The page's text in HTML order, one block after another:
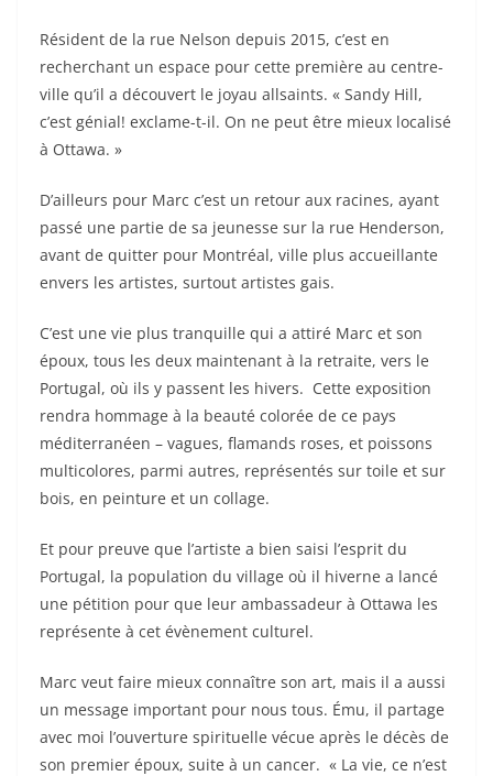
Résident de la rue Nelson depuis 2015, c’est en
recherchant un espace pour cette première au centre-
ville qu’il a découvert le joyau allsaints. « Sandy Hill,
c’est génial! exclame-t-il. On ne peut être mieux localisé
à Ottawa. »
D’ailleurs pour Marc c’est un retour aux racines, ayant
passé une partie de sa jeunesse sur la rue Henderson,
avant de quitter pour Montréal, ville plus accueillante
envers les artistes, surtout artistes gais.
C’est une vie plus tranquille qui a attiré Marc et son
époux, tous les deux maintenant à la retraite, vers le
Portugal, où ils y passent les hivers. Cette exposition
rendra hommage à la beauté colorée de ce pays
méditerranéen – vagues, flamands roses, et poissons
multicolores, parmi autres, représentés sur toile et sur
bois, en peinture et un collage.
Et pour preuve que l’artiste a bien saisi l’esprit du
Portugal, la population du village où il hiverne a lancé
une pétition pour que leur ambassadeur à Ottawa les
représente à cet évènement culturel.
Marc veut faire mieux connaître son art, mais il a aussi
un message important pour nous tous. Ému, il partage
avec moi l’ouverture spirituelle vécue après le décès de
son premier époux, suite à un cancer. « La vie, ce n’est